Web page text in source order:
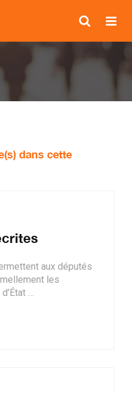
dans cette
aux députés
les
…